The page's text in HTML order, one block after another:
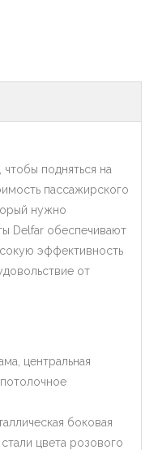
подняться на
пассажирского
нужно
Delfar обеспечивают
эффективность
от
центральная
боковая
цвета розового